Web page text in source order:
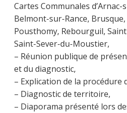
Cartes Communales
Belmont-sur-Rance,
Pousthomy, Rebourguil,
Saint-Sever-du-Moustier,
– Réunion publique de
et du diagnostic,
– Explication de la procédure
– Diagnostic de territoire,
– Diaporama présenté lors